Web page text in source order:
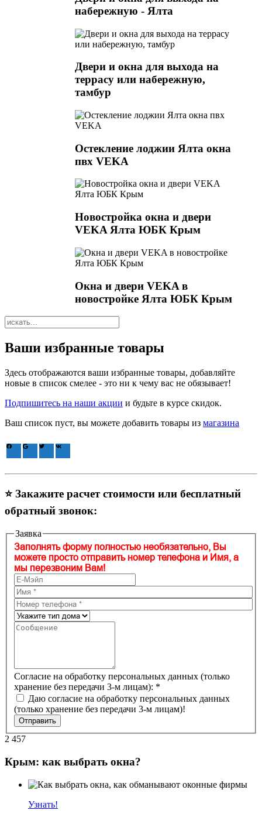
набережную - Ялта
Двери и окна для выхода на
террасу или набережную,
тамбур
Остекление лоджии Ялта окна
пвх VEKA
Новостройка окна и двери
VEKA Ялта ЮБК Крым
Окна и двери VEKA в
новостройке Ялта ЮБК Крым
Ваши избранные товары
Здесь отображаются ваши избранные товары, добавляйте
новые в список смелее - это ни к чему вас не обязывает!
Подпишитесь на наши акции и будьте в курсе скидок.
Ваш список пуст, вы можете добавить товары из магазина
⭐ Закажите расчет стоимости или бесплатный
обратный звонок:
Заявка
Заполнять форму полностью необязательно, Вы
можете просто отправить номер телефона и Имя, а
мы перезвоним Вам!
Согласие на обработку персональных данных (только
хранение без передачи 3-м лицам): *
Даю согласие на обработку персональных данных
(только хранение без передачи 3-м лицам)!
Отправить
2 457
Крым: как выбрать окна?
Узнать!